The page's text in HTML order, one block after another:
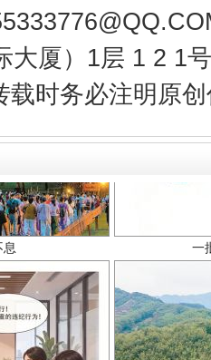
大厦）1层 1 2 1
载时务必注明原
息 一